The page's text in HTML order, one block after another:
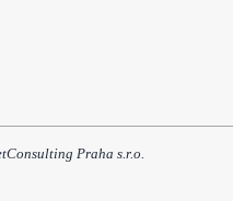
Praha s.r.o.